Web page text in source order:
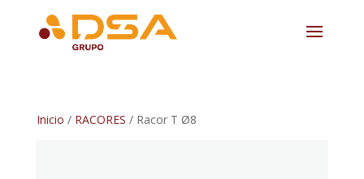
Inicio / RACORES / Racor T Ø8